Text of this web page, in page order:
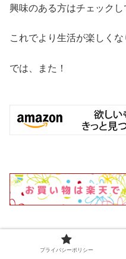
興味のある方はチェックし
これでより生活が楽しくな
では、また！
プライバシーポリシー